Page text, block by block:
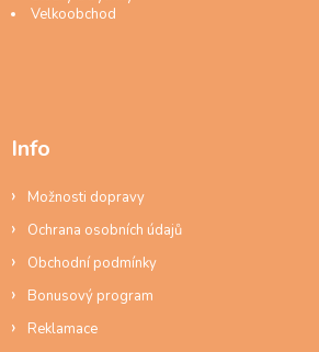
Velkoobchod
Info
Možnosti dopravy
Ochrana osobních údajů
Obchodní podmínky
Bonusový program
Reklamace